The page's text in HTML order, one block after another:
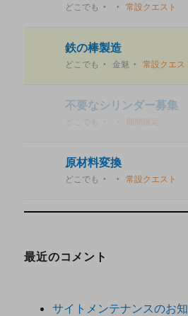
どこでも 常設クエスト
鉄の棒製造
どこでも 金魅 常設クエス
不要なシリンダー募集
期間限定
原材料変換
どこでも 常設クエスト
最近のコメント
サイトメンテナンスのお